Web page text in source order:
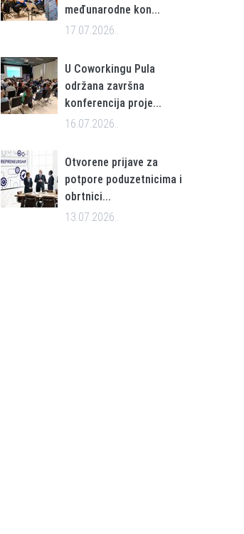
međunarodne kon...
17.07.2026..
U Coworkingu Pula
održana završna
konferencija proje...
16.07.2026..
Otvorene prijave za
potpore poduzetnicima i
obrtnici...
13.07.2026..